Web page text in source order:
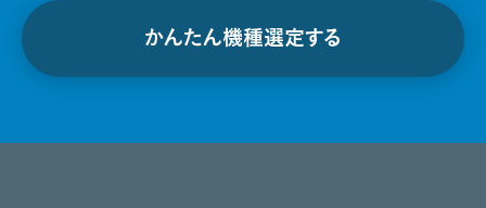
かんたん機種選定する